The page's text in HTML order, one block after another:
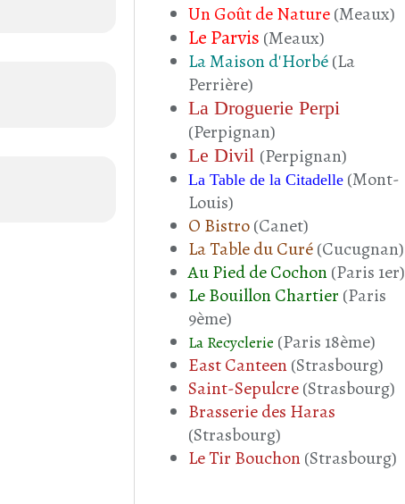
Un Goût de Nature(Meaux)
Le Parvis (Meaux)
La Maison d'Horbé(La
Perrière)
La Droguerie Perpi
(Perpignan)
Le Divil (Perpignan)
La Table de la Citadelle (Mont-
Louis)
O Bistro(Canet)
La Table du Curé(Cucugnan)
Au Pied de Cochon(Paris 1er)
Le Bouillon Chartier (Paris
9ème)
La Recyclerie (Paris 18ème)
East Canteen(Strasbourg)
Saint-Sepulcre(Strasbourg)
Brasserie des Haras
(Strasbourg)
Le Tir Bouchon(Strasbourg)